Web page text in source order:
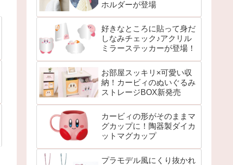
ホルダーが登場
好きなところに貼って身だ
しなみチェック♪アクリル
ミラーステッカーが登場！
お部屋スッキリ×可愛い収
納！カービィのぬいぐるみ
ストレージBOX新発売
カービィの形がそのままマ
グカップに！陶器製ダイカ
ットマグカップ
プラモデル風にくり抜かれ